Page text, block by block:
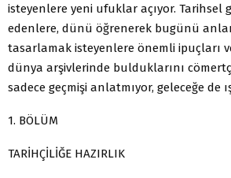
isteyenlere yeni ufuklar açıyor. Tarihsel
edenlere, dünü öğrenerek bugünü
tasarlamak isteyenlere önemli ipuçları
dünya arşivlerinde bulduklarını
sadece geçmişi anlatmıyor, geleceğe de
1. BÖLÜM
TARİHÇİLİĞE HAZIRLIK